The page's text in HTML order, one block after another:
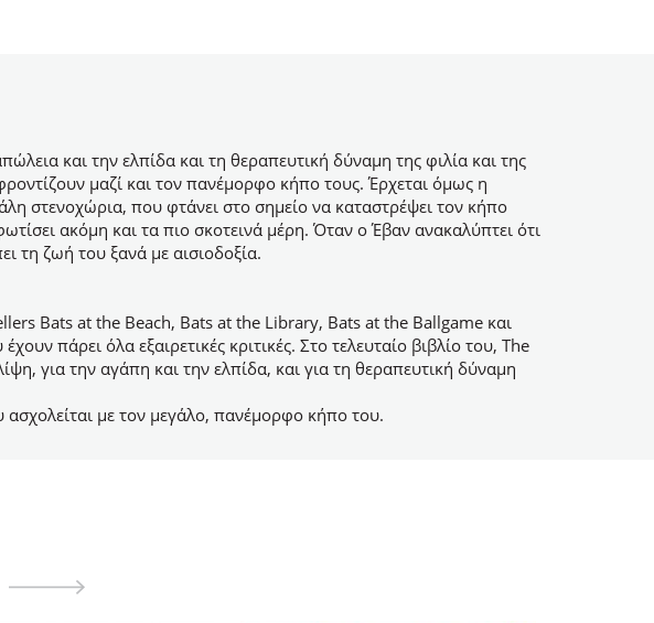
και την ελπίδα και τη θεραπευτική δύναμη της φιλία και της
μαζί και τον πανέμορφο κήπο τους. Έρχεται όμως η
στενοχώρια, που φτάνει στο σημείο να καταστρέψει τον κήπο
ακόμη και τα πιο σκοτεινά μέρη. Όταν ο Έβαν ανακαλύπτει ότι
τη ζωή του ξανά με αισιοδοξία.
Bats at the Beach, Bats at the Library, Bats at the Ballgame και
πάρει όλα εξαιρετικές κριτικές. Στo τελευταίο βιβλίο του, The
για την αγάπη και την ελπίδα, και για τη θεραπευτική δύναμη
με τον μεγάλο, πανέμορφο κήπο του.